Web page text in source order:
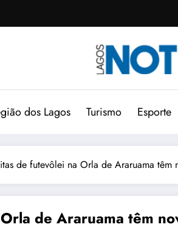
dos Lagos Turismo Esporte
de futevôlei na Orla de Araruama têm
de Araruama têm